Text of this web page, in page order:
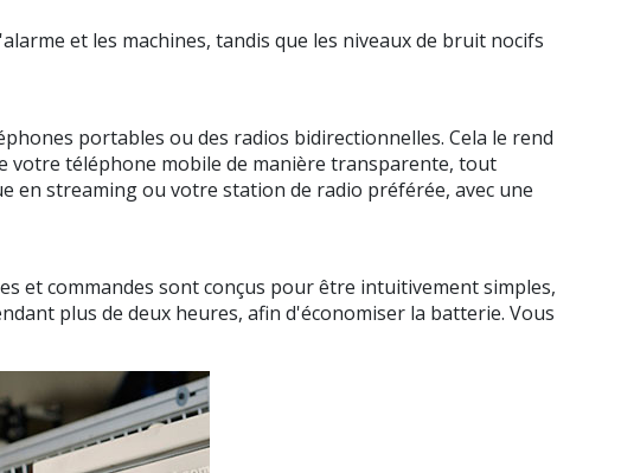
et les machines, tandis que les niveaux de bruit nocifs
portables ou des radios bidirectionnelles. Cela le rend
votre téléphone mobile de manière transparente, tout
en streaming ou votre station de radio préférée, avec une
et commandes sont conçus pour être intuitivement simples,
plus de deux heures, afin d'économiser la batterie. Vous